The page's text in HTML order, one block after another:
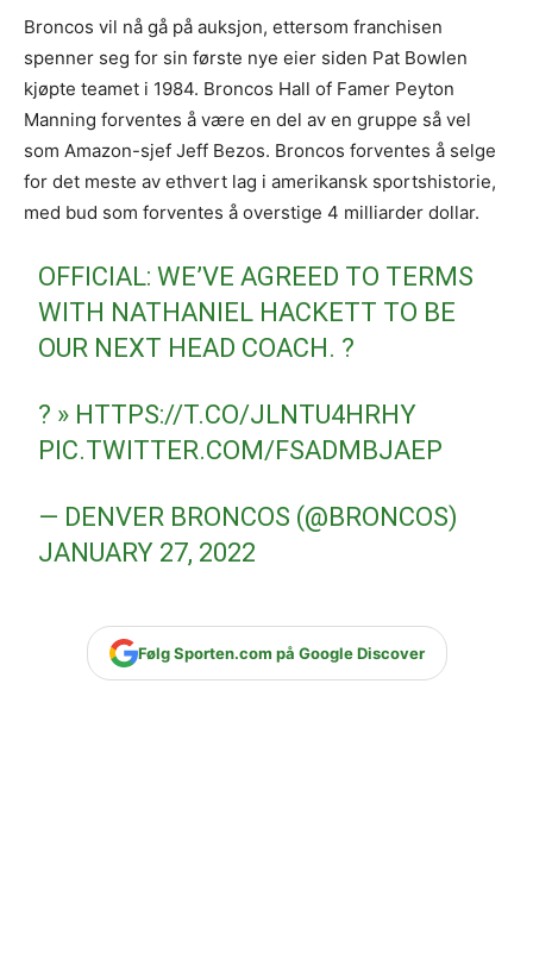
Broncos vil nå gå på auksjon, ettersom franchisen
spenner seg for sin første nye eier siden Pat Bowlen
kjøpte teamet i 1984. Broncos Hall of Famer Peyton
Manning forventes å være en del av en gruppe så vel
som Amazon-sjef Jeff Bezos. Broncos forventes å selge
for det meste av ethvert lag i amerikansk sportshistorie,
med bud som forventes å overstige 4 milliarder dollar.
OFFICIAL: WE’VE AGREED TO TERMS
WITH NATHANIEL HACKETT TO BE
OUR NEXT HEAD COACH. ?
? » HTTPS://T.CO/JLNTU4HRHY
PIC.TWITTER.COM/FSADMBJAEP
— DENVER BRONCOS (@BRONCOS)
JANUARY 27, 2022
Følg Sporten.com på Google Discover